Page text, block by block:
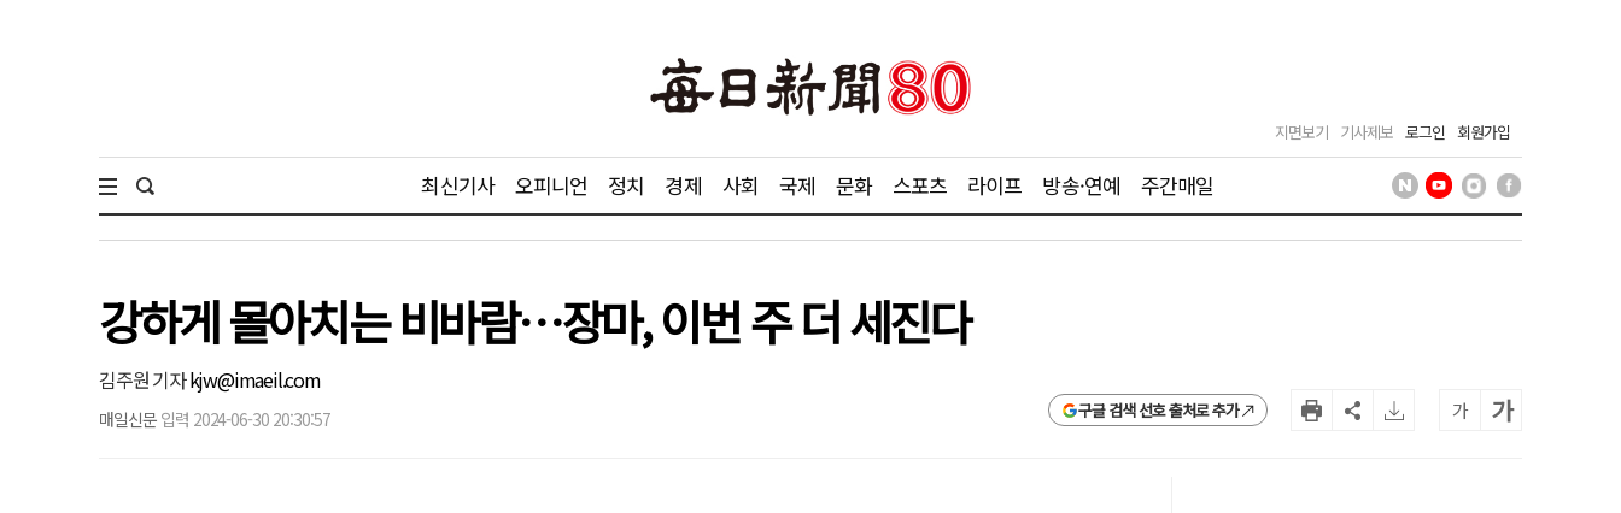
지면보기 기사제보 로그인 회원가입
최신기사 오피니언 정치 경제 사회 국제 문화 스포츠 라이프 방송·연예 주간매일
강하게 몰아치는 비바람…장마, 이번 주 더 세진다
김주원 기자kjw@imaeil.com
매일신문 입력 2024-06-30 20:30:57 구글 검색 선호 출처로 추가 가 가